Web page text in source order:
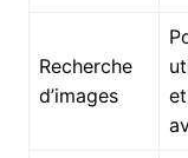
Recherche
d’images